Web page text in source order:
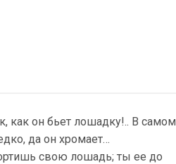
как он бьет лошадку!.. В самом
да он хромает…
свою лошадь; ты ее до